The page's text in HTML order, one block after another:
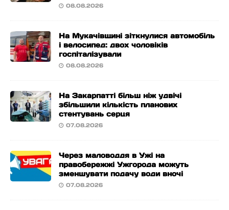
08.08.2026
На Мукачівщині зіткнулися автомобіль
і велосипед: двох чоловіків
госпіталізували
08.08.2026
На Закарпатті більш ніж удвічі
збільшили кількість планових
стентувань серця
07.08.2026
Через маловоддя в Ужі на
правобережжі Ужгорода можуть
зменшувати подачу води вночі
07.08.2026